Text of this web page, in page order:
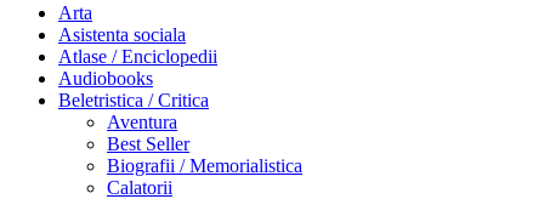
Arta
Asistenta sociala
Atlase / Enciclopedii
Audiobooks
Beletristica / Critica
Aventura
Best Seller
Biografii / Memorialistica
Calatorii